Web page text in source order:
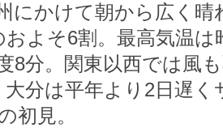
にかけて朝から広く晴
およそ6割。最高気温
8分。関東以西では風
大分は平年より2日遅
初見。